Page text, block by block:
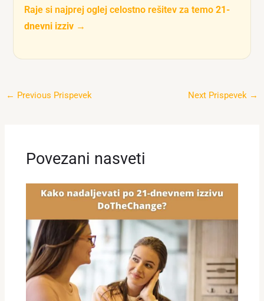
Raje si najprej oglej celostno rešitev za temo21-
dnevni izziv →
← Previous Prispevek Next Prispevek →
Povezani nasveti